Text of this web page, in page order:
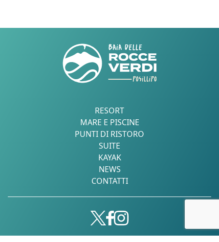
RESORT
MARE E PISCINE
PUNTI DI RISTORO
SUITE
KAYAK
NEWS
CONTATTI